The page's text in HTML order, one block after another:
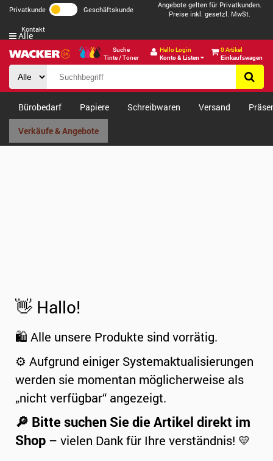
Privatkunde Geschäftskunde
Angebote gelten für Privatkunden.
Preise inkl. gesetzl. MwSt.
Kontakt
Suche
Tinte / Toner
Hello Login
Konto & Listen
0 Artikel
Einkaufswagen
Alle
Bürobedarf Papiere Schreibwaren Versand
Verkäufe & Angebote
👋 Hallo!
🛍️ Alle unsere Produkte sind vorrätig.
⚙️ Aufgrund einiger Systemaktualisierungen
werden sie momentan möglicherweise als
„nicht verfügbar“ angezeigt.
🔎 Bitte suchen Sie die Artikel direkt im
Shop – vielen Dank für Ihre verständnis! 💛